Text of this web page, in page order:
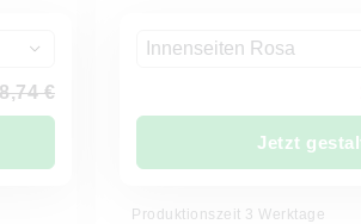
€
Innenseiten Rosa
Jetzt
Produktionszeit 3 Werktage